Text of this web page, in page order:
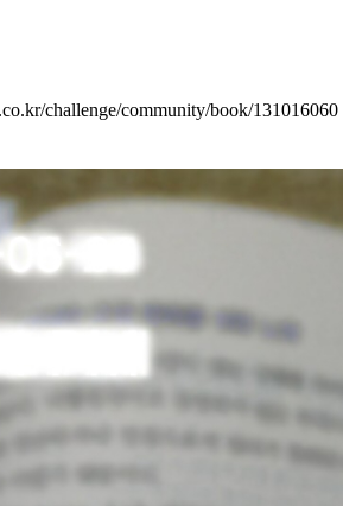
challenge/community/book/131016060